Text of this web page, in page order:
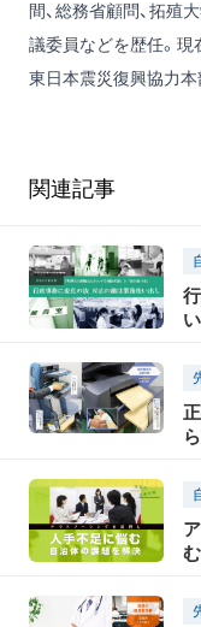
間、総務省顧問、拓殖
議委員などを歴任。現
東日本震災復興協力本
関連記事